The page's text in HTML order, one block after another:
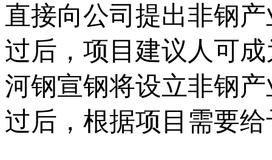
直接向公司提出非钢
过后，项目建议人可
河钢宣钢将设立非钢
过后，根据项目需要